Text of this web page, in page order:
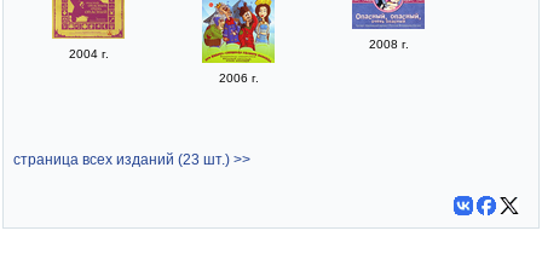
2004 г.
2006 г.
2008 г.
страница всех изданий (23 шт.) >>